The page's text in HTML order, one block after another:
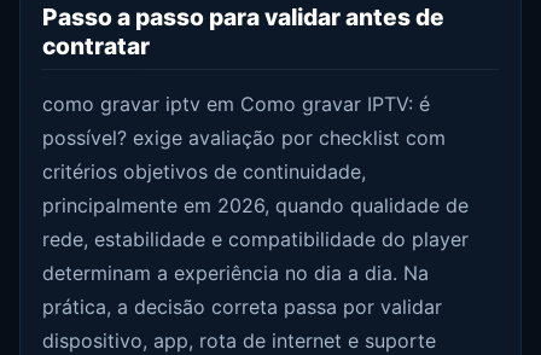
Passo a passo para validar antes de
contratar
como gravar iptv em Como gravar IPTV: é
possível? exige avaliação por checklist com
critérios objetivos de continuidade,
principalmente em 2026, quando qualidade de
rede, estabilidade e compatibilidade do player
determinam a experiência no dia a dia. Na
prática, a decisão correta passa por validar
dispositivo, app, rota de internet e suporte